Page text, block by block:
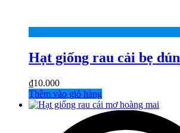
Hạt giống rau cải bẹ dún
₫10.000
Thêm vào giỏ hàng